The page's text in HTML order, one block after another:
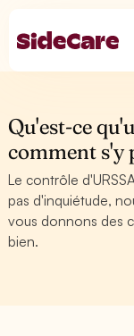
Qu'est-ce
comment s'y
Le contrôle
pas d'inquiétude,
vous donnons des
bien.